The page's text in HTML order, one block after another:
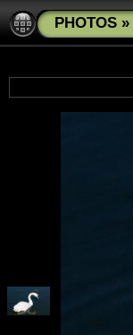
PHOTOS »